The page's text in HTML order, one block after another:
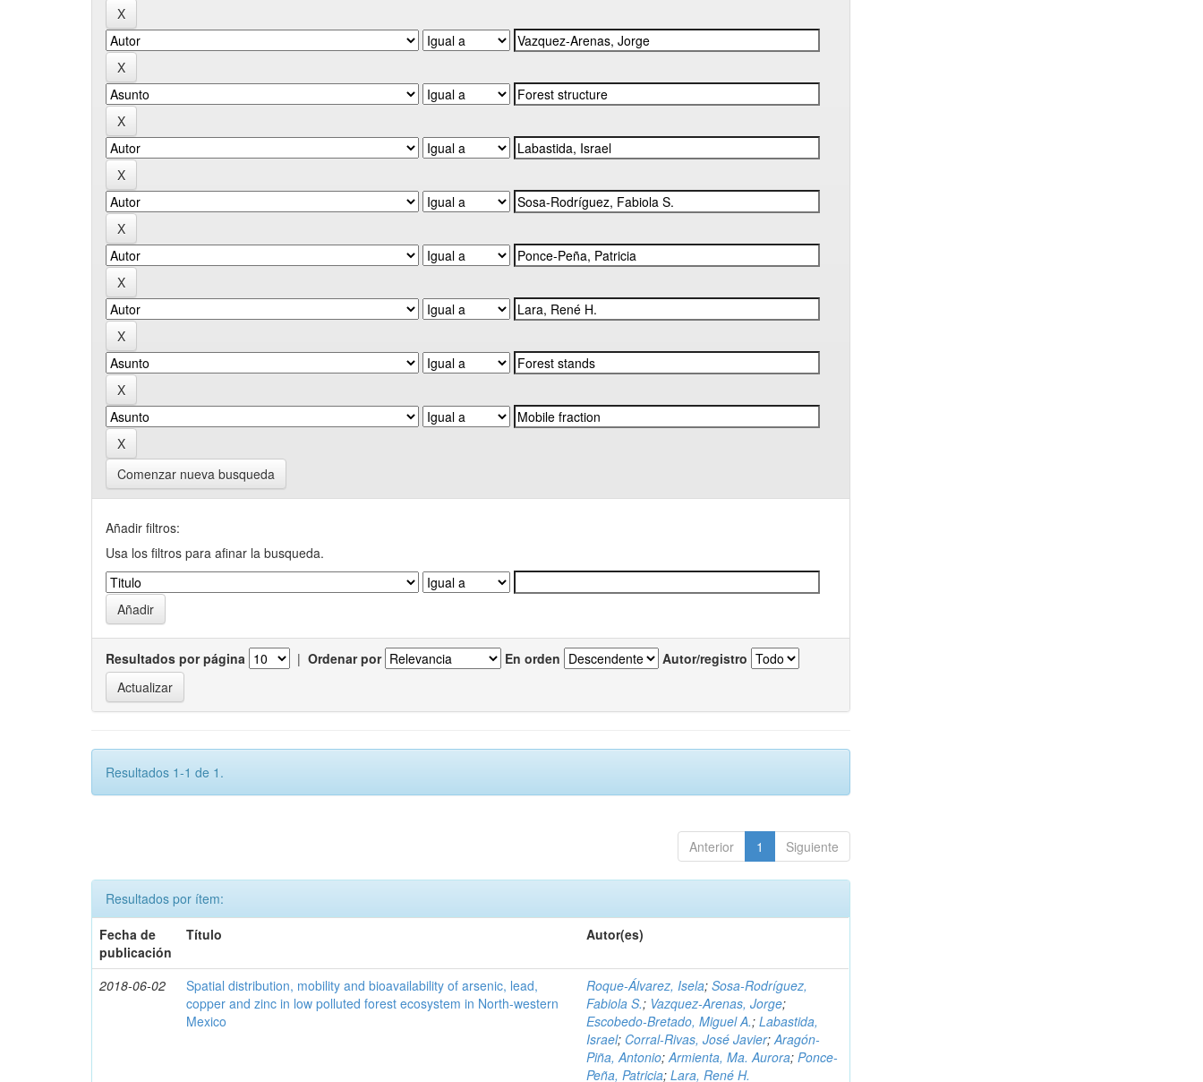
Comenzar nueva busqueda
Añadir filtros:
Usa los filtros para afinar la busqueda.
Resultados por página | Ordenar por En orden Autor/registro
Resultados 1-1 de 1.
Anterior 1 Siguiente
Resultados por ítem:
Fecha de
publicación
Título Autor(es)
2018-06-02
Spatial distribution, mobility and bioavailability of arsenic, lead,
copper and zinc in low polluted forest ecosystem in North-western
Mexico
Roque-Álvarez, Isela;Sosa-Rodríguez,
Fabiola S.; Vazquez-Arenas, Jorge;
Escobedo-Bretado, Miguel A.;Labastida,
Israel; Corral-Rivas, José Javier;Aragón-
Piña, Antonio;Armienta, Ma. Aurora;Ponce-
Peña, Patricia;Lara, René H.